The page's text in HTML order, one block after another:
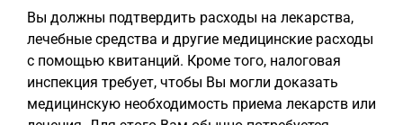
Вы должны подтвердить расходы на лекарства,
лечебные средства и другие медицинские расходы
с помощью квитанций. Кроме того, налоговая
инспекция требует, чтобы Вы могли доказать
медицинскую необходимость приема лекарств или